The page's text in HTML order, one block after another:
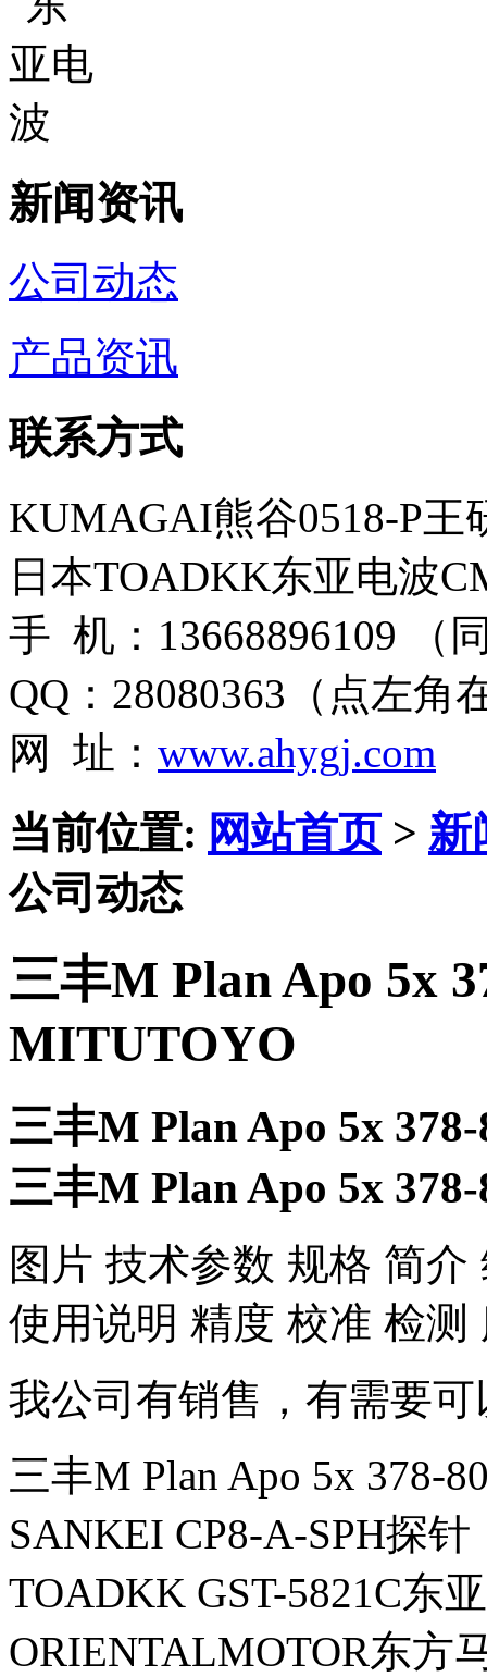
新闻资讯
公司动态
产品资讯
联系方式
KUMAGAI熊谷0518-P王
日本TOADKK东亚电波
手 机：13668896109 （
QQ：28080363（点左角
网 址： www.ahygj.com
当前位置: 网站首页> 新
公司动态
三丰M Plan Apo 5x
MITUTOYO
三丰M Plan Apo 5x
三丰M Plan Apo 5x
图片 技术参数 规格 简
使用说明 精度 校准 检测
我公司有销售，有需要
三丰M Plan Apo 5x 378-
SANKEI CP8-A-SPH探针
TOADKK GST-5821C东
ORIENTALMOTOR东方